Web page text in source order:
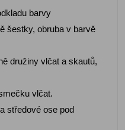
barvy
šestky, obruba v barvě
družiny vlčat a skautů,
vlčat.
středové ose pod